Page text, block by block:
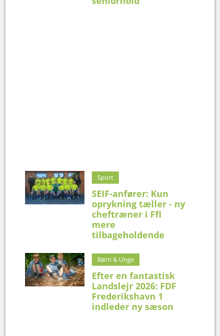
Sport
SEIF-anfører: Kun
oprykning tæller - ny
cheftræner i FfI
mere
tilbageholdende
Børn & Unge
Efter en fantastisk
Landslejr 2026: FDF
Frederikshavn 1
indleder ny sæson